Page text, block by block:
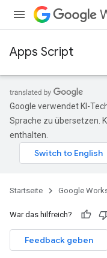
Apps Script
Google verwendet KI-
Sprache zu übersetzen.
enthalten.
Startseite Google
War das hilfreich?
Feedback geben